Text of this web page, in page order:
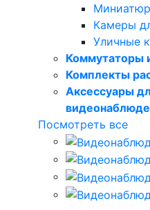
Камеры
Уличные
Коммутаторы
Комплекты
Аксессуары
Посмотреть все